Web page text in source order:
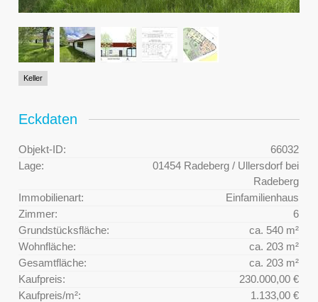
Keller
Eckdaten
Objekt-ID:
66032
Lage:
01454 Radeberg / Ullersdorf bei
Radeberg
Immobilienart:
Einfamilienhaus
Zimmer:
6
Grundstücksfläche:
ca. 540 m²
Wohnfläche:
ca. 203 m²
Gesamtfläche:
ca. 203 m²
Kaufpreis:
230.000,00 €
Kaufpreis/m²:
1.133,00 €